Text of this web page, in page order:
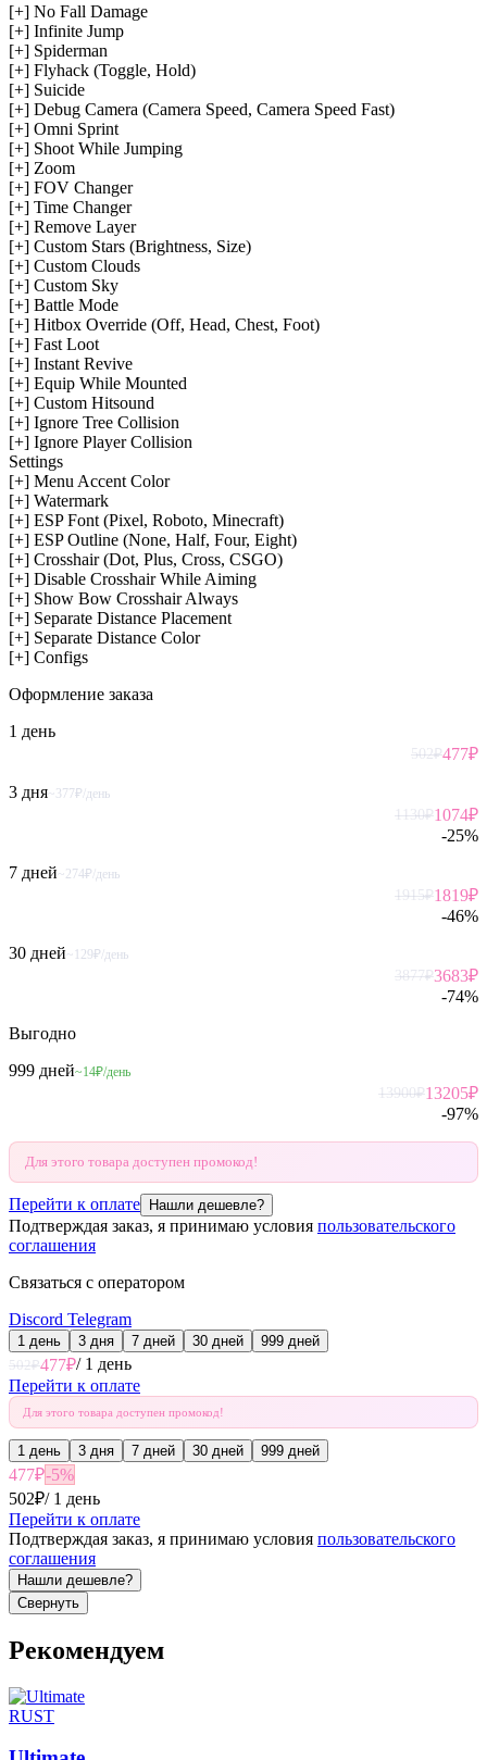
[+] No Fall Damage
[+] Infinite Jump
[+] Spiderman
[+] Flyhack (Toggle, Hold)
[+] Suicide
[+] Debug Camera (Camera Speed, Camera Speed Fast)
[+] Omni Sprint
[+] Shoot While Jumping
[+] Zoom
[+] FOV Changer
[+] Time Changer
[+] Remove Layer
[+] Custom Stars (Brightness, Size)
[+] Custom Clouds
[+] Custom Sky
[+] Battle Mode
[+] Hitbox Override (Off, Head, Chest, Foot)
[+] Fast Loot
[+] Instant Revive
[+] Equip While Mounted
[+] Custom Hitsound
[+] Ignore Tree Collision
[+] Ignore Player Collision
Settings
[+] Menu Accent Color
[+] Watermark
[+] ESP Font (Pixel, Roboto, Minecraft)
[+] ESP Outline (None, Half, Four, Eight)
[+] Crosshair (Dot, Plus, Cross, CSGO)
[+] Disable Crosshair While Aiming
[+] Show Bow Crosshair Always
[+] Separate Distance Placement
[+] Separate Distance Color
[+] Configs
Оформление заказа
1 день
502₽477₽
3 дня~377₽/день
1130₽1074₽
-25%
7 дней~274₽/день
1915₽1819₽
-46%
30 дней~129₽/день
3877₽3683₽
-74%
Выгодно
999 дней~14₽/день
13900₽13205₽
-97%
Для этого товара доступен промокод!
Перейти к оплате Нашли дешевле?
Подтверждая заказ, я принимаю условия пользовательского
соглашения
Связаться с оператором
Discord Telegram
1 день 3 дня 7 дней 30 дней
999 дней
502₽477₽/ 1 день
Перейти к оплате
Для этого товара доступен промокод!
1 день 3 дня 7 дней 30 дней 999 дней
477₽-5%
502₽/ 1 день
Перейти к оплате
Подтверждая заказ, я принимаю условия пользовательского
соглашения
Нашли дешевле?
Свернуть
Рекомендуем
RUST